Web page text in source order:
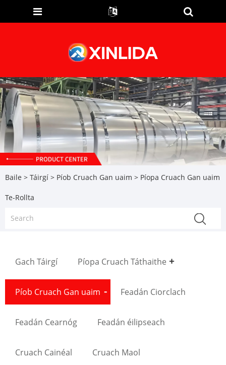
Baile > Táirgí > Píob Cruach Gan uaim > Píopa Cruach Gan uaim
Te-Rollta
Gach Táirgí Píopa Cruach Táthaithe
Píob Cruach Gan uaim Feadán Ciorclach
Feadán Cearnóg Feadán éilipseach
Cruach Cainéal Cruach Maol